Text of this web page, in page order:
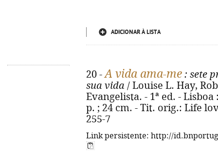
ADICIONAR À LISTA
20 -A vida ama-me : sete
sua vida / Louise L. Hay,
Evangelista. - 1ª ed. -
p. ; 24 cm. - Tit. orig.: Life
255-7
Link persistente: http://